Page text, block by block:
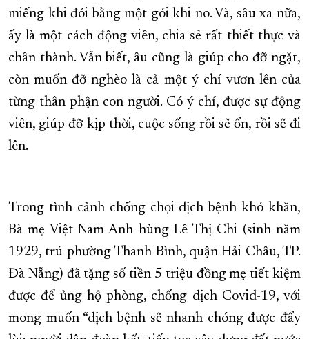
miếng khi đói bằng một gói khi no. Và, sâu xa nữa,
ấy là một cách động viên, chia sẻ rất thiết thực và
chân thành. Vẫn biết, âu cũng là giúp cho đỡ ngặt,
còn muốn đỡ nghèo là cả một ý chí vươn lên của
từng thân phận con người. Có ý chí, được sự động
viên, giúp đỡ kịp thời, cuộc sống rồi sẽ ổn, rồi sẽ đi
lên.
Trong tình cảnh chống chọi dịch bệnh khó khăn,
Bà mẹ Việt Nam Anh hùng Lê Thị Chi (sinh năm
1929, trú phường Thanh Bình, quận Hải Châu, TP.
Đà Nẵng) đã tặng số tiền 5 triệu đồng mẹ tiết kiệm
được để ủng hộ phòng, chống dịch Covid-19, với
mong muốn “dịch bệnh sẽ nhanh chóng được đẩy